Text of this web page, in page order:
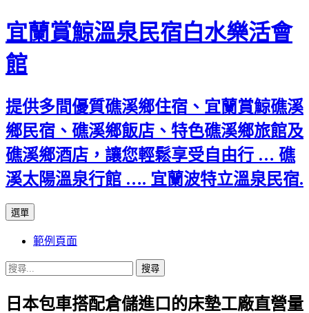
宜蘭賞鯨溫泉民宿白水樂活會
館
提供多間優質礁溪鄉住宿、宜蘭賞鯨礁溪
鄉民宿、礁溪鄉飯店、特色礁溪鄉旅館及
礁溪鄉酒店，讓您輕鬆享受自由行 … 礁
溪太陽溫泉行館 …. 宜蘭波特立溫泉民宿.
選單
主
要
內
容
範例頁面
搜
關
日本包車搭配倉儲進口的床墊工廠直營量